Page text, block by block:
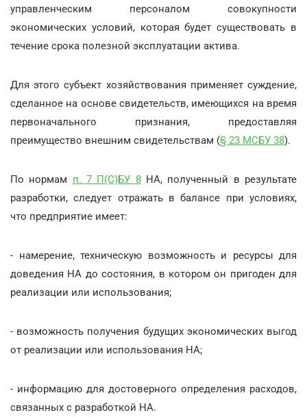
управленческим персоналом совокупности
экономических условий, которая будет существовать в
течение срока полезной эксплуатации актива.
Для этого субъект хозяйствования применяет суждение,
сделанное на основе свидетельств, имеющихся на время
первоначального признания, предоставляя
преимущество внешним свидетельствам (§ 23 МСБУ 38).
По нормам п. 7 П(С)БУ 8НА, полученный в результате
разработки, следует отражать в балансе при условиях,
что предприятие имеет:
- намерение, техническую возможность и ресурсы для
доведения НА до состояния, в котором он пригоден для
реализации или использования;
- возможность получения будущих экономических выгод
от реализации или использования НА;
- информацию для достоверного определения расходов,
связанных с разработкой НА.